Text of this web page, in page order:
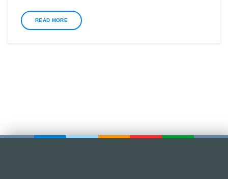
READ MORE